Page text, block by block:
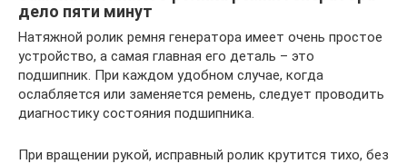
дело пяти минут
Натяжной ролик ремня генератора имеет очень простое
устройство, а самая главная его деталь – это
подшипник. При каждом удобном случае, когда
ослабляется или заменяется ремень, следует проводить
диагностику состояния подшипника.
При вращении рукой, исправный ролик крутится тихо, без